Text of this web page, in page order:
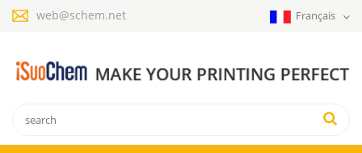
web@schem.net Français